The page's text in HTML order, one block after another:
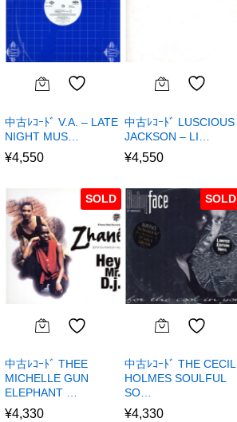
中古ﾚｺｰﾄﾞ V.A. – LATE
NIGHT MUS…
¥4,550
中古ﾚｺｰﾄﾞ LUSCIOUS
JACKSON – LI…
¥4,550
SOLD
中古ﾚｺｰﾄﾞ THEE
MICHELLE GUN
ELEPHANT …
¥4,330
SOLD
中古ﾚｺｰﾄﾞ THE CECIL
HOLMES SOULFUL
SO…
¥4,330